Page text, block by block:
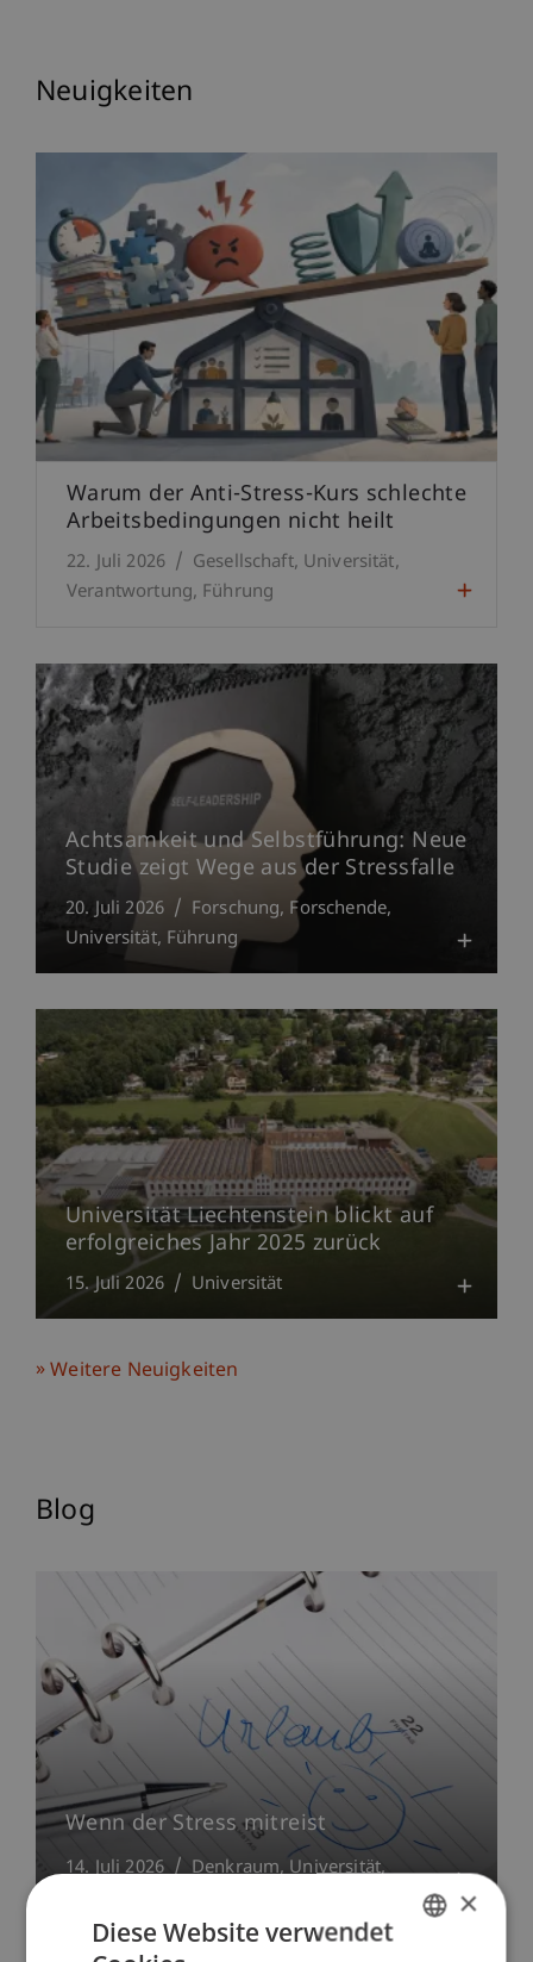
Neuigkeiten
Warum der Anti-Stress-Kurs schlechte
Arbeitsbedingungen nicht heilt
22. Juli 2026 Gesellschaft Universität
Verantwortung Führung
Achtsamkeit und Selbstführung: Neue
Studie zeigt Wege aus der Stressfalle
20. Juli 2026 Forschung Forschende
Universität Führung
Universität Liechtenstein blickt auf
erfolgreiches Jahr 2025 zurück
15. Juli 2026 Universität
Weitere Neuigkeiten
Blog
Wenn der Stress mitreist
14. Juli 2026 Denkraum Universität
×
Diese Website verwendet